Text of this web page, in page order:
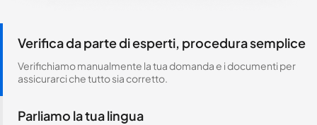
Verifica da parte di esperti, procedura semplice
Verifichiamo manualmente la tua domanda e i documenti per
assicurarci che tutto sia corretto.
Parliamo la tua lingua